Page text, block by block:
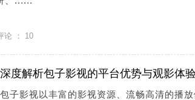
论 ： 10
深度解析包子影视的平台优势与观影体
包子影视以丰富的影视资源、流畅高清的播